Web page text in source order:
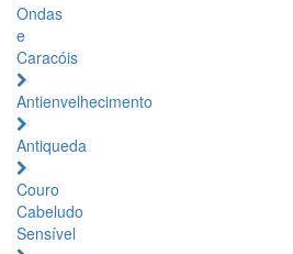
Ondas
e
Caracóis
Antienvelhecimento
Antiqueda
Couro
Cabeludo
Sensível